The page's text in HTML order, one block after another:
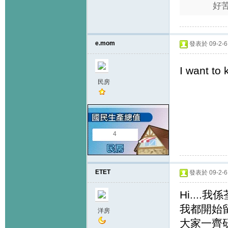
好
e.mom
民房
4
發表於 09-2-
I want to
ETET
洋房
發表於 09-2-
Hi....我係
我都開始
大家一齊